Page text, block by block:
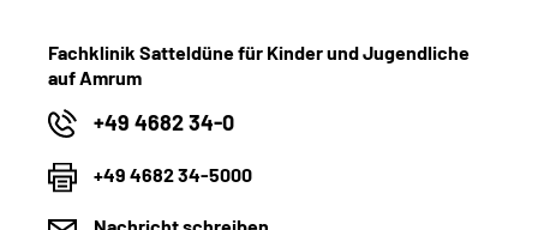
Fachklinik Satteldüne für Kinder und Jugendliche
auf Amrum
+49 4682 34-0
+49 4682 34-5000